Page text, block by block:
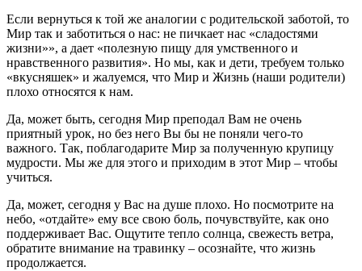
Если вернуться к той же аналогии с родительской заботой, то
Мир так и заботиться о нас: не пичкает нас «сладостями
жизни»», а дает «полезную пищу для умственного и
нравственного развития». Но мы, как и дети, требуем только
«вкусняшек» и жалуемся, что Мир и Жизнь (наши родители)
плохо относятся к нам.
Да, может быть, сегодня Мир преподал Вам не очень
приятный урок, но без него Вы бы не поняли чего-то
важного. Так, поблагодарите Мир за полученную крупицу
мудрости. Мы же для этого и приходим в этот Мир – чтобы
учиться.
Да, может, сегодня у Вас на душе плохо. Но посмотрите на
небо, «отдайте» ему все свою боль, почувствуйте, как оно
поддерживает Вас. Ощутите тепло солнца, свежесть ветра,
обратите внимание на травинку – осознайте, что жизнь
продолжается.